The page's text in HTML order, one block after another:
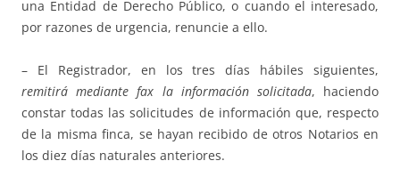
una Entidad de Derecho Público, o cuando el interesado,
por razones de urgencia, renuncie a ello.
– El Registrador, en los tres días hábiles siguientes,
remitirá mediante fax la información solicitada, haciendo
constar todas las solicitudes de información que, respecto
de la misma finca, se hayan recibido de otros Notarios en
los diez días naturales anteriores.